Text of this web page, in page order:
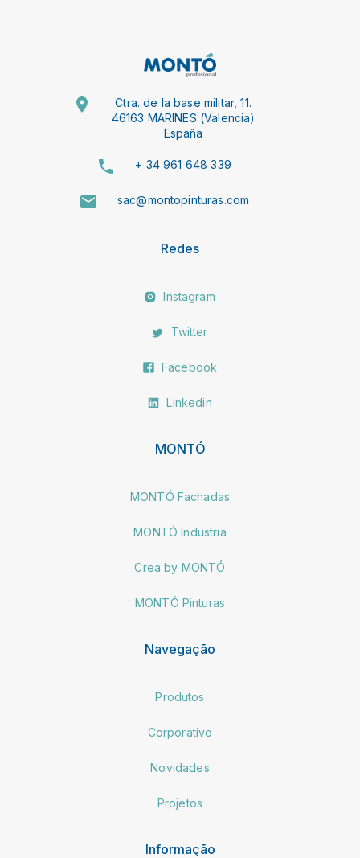
Ctra. de la base militar, 11.
46163 MARINES (Valencia)
España
+ 34 961 648 339
sac@montopinturas.com
Redes
Instagram
Twitter
Facebook
Linkedin
MONTÓ
MONTÓ Fachadas
MONTÓ Industria
Crea by MONTÓ
MONTÓ Pinturas
Navegação
Produtos
Corporativo
Novidades
Projetos
Informação